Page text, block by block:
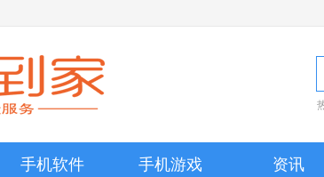
手机软件 手机游戏 资讯